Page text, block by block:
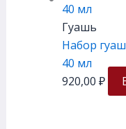
Гуашь
Набор
40 мл
920,00 ₽